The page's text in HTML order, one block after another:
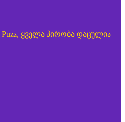
Puzz, ყველა პირობა დაცულია